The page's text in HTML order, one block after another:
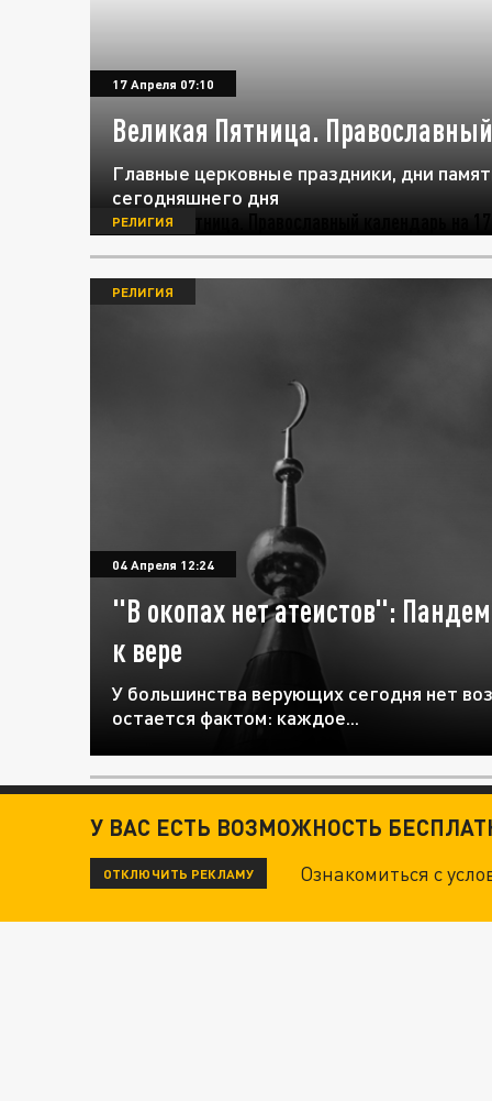
17 Апреля 07:10
Великая Пятница.
Главные церковные праздники, дни
сегодняшнего дня
РЕЛИГИЯ
04 Апреля 12:24
"В окопах нет атеистов":
к вере
У большинства верующих сегодня нет
остается фактом: каждое...
РЕЛИГИЯ
У ВАС ЕСТЬ ВОЗМОЖНОСТЬ
ОТКЛЮЧИТЬ РЕКЛАМУ Ознакомиться с